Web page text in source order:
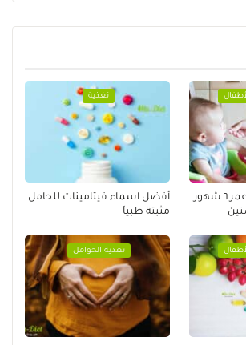
أفكار وجبات اطفال عمر ٦ شهور
تغذية
أفضل اسماء فيتامينات للحامل
مثبتة طبياً
تغذية الحوامل